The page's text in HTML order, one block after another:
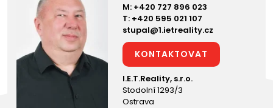
M: +420 727 896 023
T: +420 595 021 107
stupal@1.ietreality.cz
KONTAKTOVAT
I.E.T.Reality, s.r.o.
Stodolní 1293/3
Ostrava